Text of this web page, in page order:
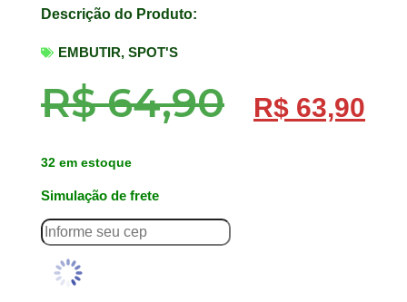
Descrição do Produto:
EMBUTIR, SPOT'S
R$64,90 R$ 63,90
32 em estoque
Simulação de frete